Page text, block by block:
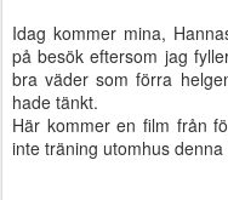
Idag kommer mina,
på besök eftersom jag
bra väder som förra
hade tänkt.
Här kommer en film från
inte träning utomhus